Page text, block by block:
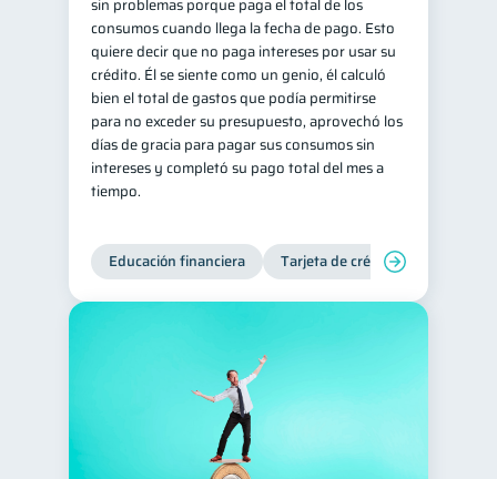
sin problemas porque paga el total de los
consumos cuando llega la fecha de pago. Esto
quiere decir que no paga intereses por usar su
crédito. Él se siente como un genio, él calculó
bien el total de gastos que podía permitirse
para no exceder su presupuesto, aprovechó los
días de gracia para pagar sus consumos sin
intereses y completó su pago total del mes a
tiempo.
Educación financiera Tarjeta de crédito